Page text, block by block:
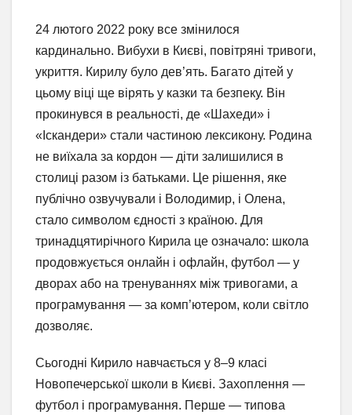
24 лютого 2022 року все змінилося
кардинально. Вибухи в Києві, повітряні тривоги,
укриття. Кирилу було дев’ять. Багато дітей у
цьому віці ще вірять у казки та безпеку. Він
прокинувся в реальності, де «Шахеди» і
«Іскандери» стали частиною лексикону. Родина
не виїхала за кордон — діти залишилися в
столиці разом із батьками. Це рішення, яке
публічно озвучували і Володимир, і Олена,
стало символом єдності з країною. Для
тринадцятирічного Кирила це означало: школа
продовжується онлайн і офлайн, футбол — у
дворах або на тренуваннях між тривогами, а
програмування — за комп’ютером, коли світло
дозволяє.
Сьогодні Кирило навчається у 8–9 класі
Новопечерської школи в Києві. Захоплення —
футбол і програмування. Перше — типова